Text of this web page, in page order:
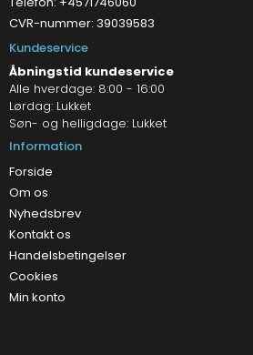
CVR-nummer: 39039583
Kundeservice
Åbningstid kundeservice
Alle hverdage: 8:00 - 16:00
Lørdag: Lukket
Søn- og helligdage: Lukket
Information
Forside
Om os
Nyhedsbrev
Kontakt os
Handelsbetingelser
Cookies
Min konto